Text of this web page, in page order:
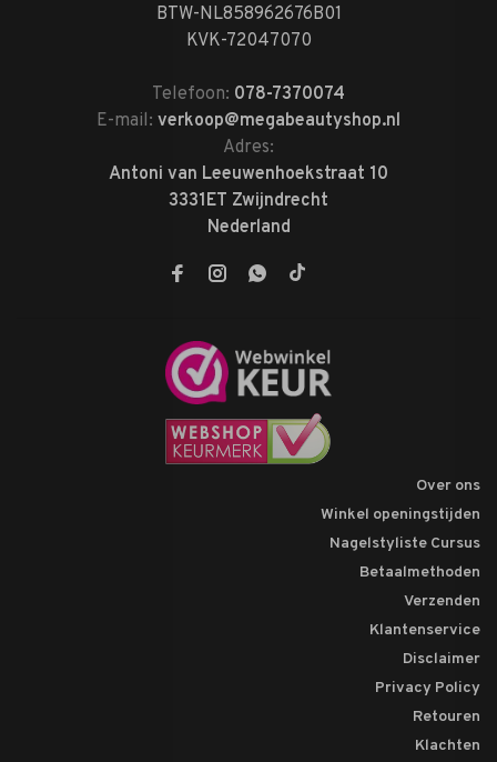
BTW-NL858962676B01
KVK-72047070
Telefoon: 078-7370074
E-mail: verkoop@megabeautyshop.nl
Adres:
Antoni van Leeuwenhoekstraat 10
3331ET Zwijndrecht
Nederland
Over ons
Winkel openingstijden
Nagelstyliste Cursus
Betaalmethoden
Verzenden
Klantenservice
Disclaimer
Privacy Policy
Retouren
Klachten